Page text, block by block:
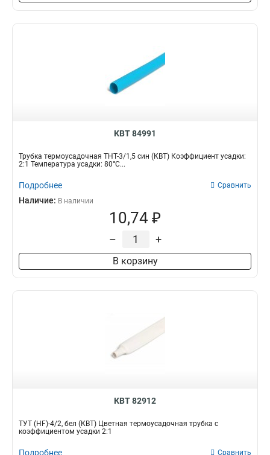
КВТ 84991
Трубка термоусадочная ТНТ-3/1,5 син (КВТ) Коэффициент усадки:
2:1 Температура усадки: 80°С...
Подробнее Сравнить
Наличие: В наличии
10,74 ₽
– +
В корзину
КВТ 82912
ТУТ (HF)-4/2, бел (КВТ) Цветная термоусадочная трубка с
коэффициентом усадки 2:1
Подробнее Сравнить